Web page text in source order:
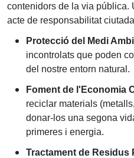
contenidors de la via pública.
acte de responsabilitat
Protecció del Medi
incontrolats que poden
del nostre entorn natural.
Foment de l'Economia
reciclar materials
donar-los una segona
primeres i energia.
Tractament de Residus